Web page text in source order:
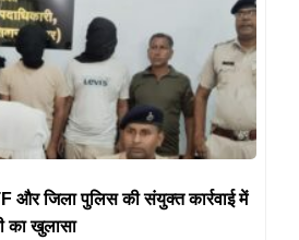
जिला पुलिस की संयुक्त कार्रवाई में
का खुलासा